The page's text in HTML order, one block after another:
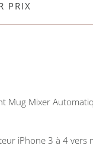
PRIX
Mug Mixer
iPhone 3 à 4 vers